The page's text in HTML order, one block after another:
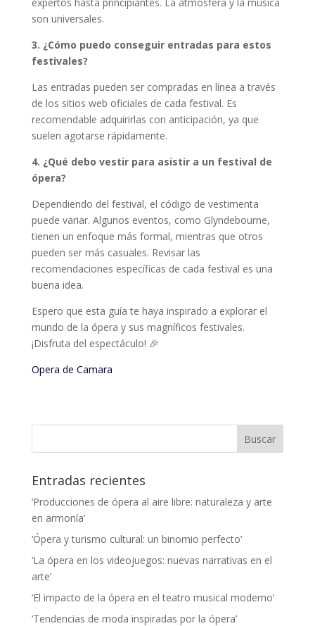
son universales.
3. ¿Cómo puedo conseguir entradas para estos
festivales?
Las entradas pueden ser compradas en línea a través
de los sitios web oficiales de cada festival. Es
recomendable adquirirlas con anticipación, ya que
suelen agotarse rápidamente.
4. ¿Qué debo vestir para asistir a un festival de
ópera?
Dependiendo del festival, el código de vestimenta
puede variar. Algunos eventos, como Glyndebourne,
tienen un enfoque más formal, mientras que otros
pueden ser más casuales. Revisar las
recomendaciones específicas de cada festival es una
buena idea.
Espero que esta guía te haya inspirado a explorar el
mundo de la ópera y sus magníficos festivales.
¡Disfruta del espectáculo! 🎉
Opera de Camara
Entradas recientes
‘Producciones de ópera al aire libre: naturaleza y arte
en armonía’
‘Ópera y turismo cultural: un binomio perfecto’
‘La ópera en los videojuegos: nuevas narrativas en el
arte’
‘El impacto de la ópera en el teatro musical moderno’
‘Tendencias de moda inspiradas por la ópera’